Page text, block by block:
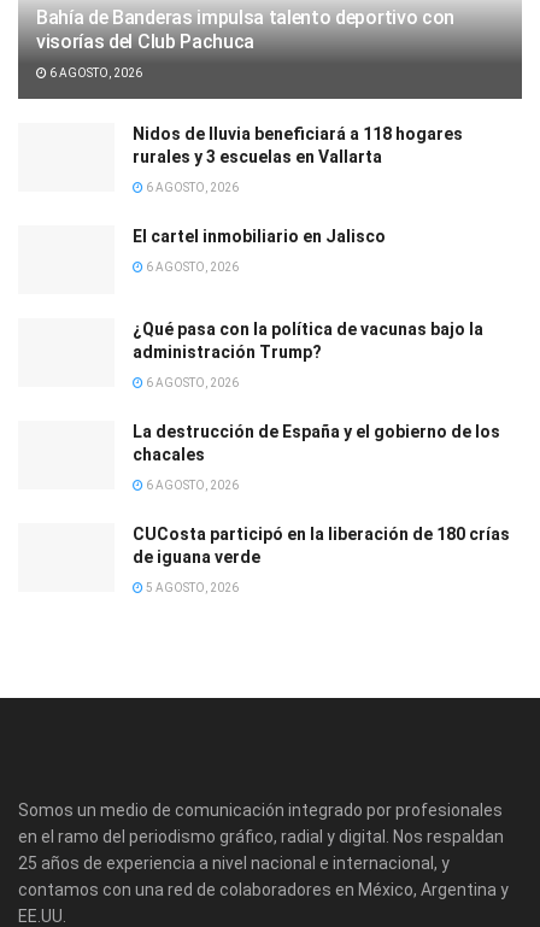
Bahía de Banderas impulsa talento deportivo con
visorías del Club Pachuca
6 AGOSTO, 2026
Nidos de lluvia beneficiará a 118 hogares
rurales y 3 escuelas en Vallarta
6 AGOSTO, 2026
El cartel inmobiliario en Jalisco
6 AGOSTO, 2026
¿Qué pasa con la política de vacunas bajo la
administración Trump?
6 AGOSTO, 2026
La destrucción de España y el gobierno de los
chacales
6 AGOSTO, 2026
CUCosta participó en la liberación de 180 crías
de iguana verde
5 AGOSTO, 2026
Somos un medio de comunicación integrado por profesionales
en el ramo del periodismo gráfico, radial y digital. Nos respaldan
25 años de experiencia a nivel nacional e internacional, y
contamos con una red de colaboradores en México, Argentina y
EE.UU.